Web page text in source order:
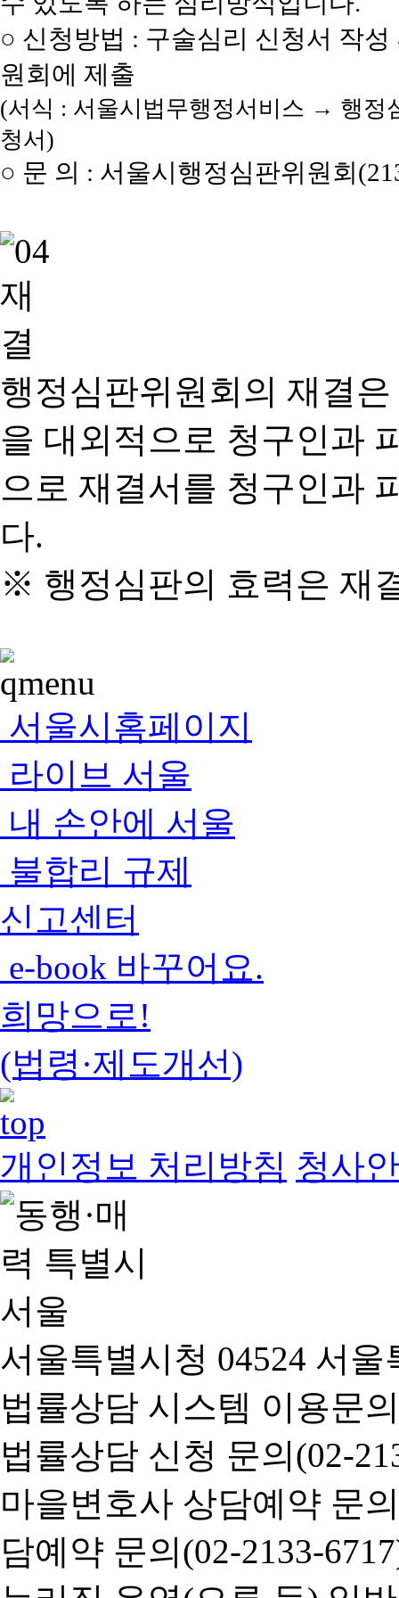
○ 신청방법 : 구술심리 신청서 작
원회에 제출
(서식 : 서울시법무행정서비스 → 행
청서)
○ 문 의 : 서울시행정심판위원회
행정심판위원회의 재결
을 대외적으로 청구인과
으로 재결서를 청구인과
다.
※ 행정심판의 효력은 재
서울시홈페이지
라이브 서울
내 손안에 서울
불합리 규제
신고센터
e-book 바꾸어요.
희망으로!
(법령·제도개선)
개인정보 처리방침 청사
서울특별시청 04524 서
법률상담 시스템 이용문
법률상담 신청 문의(02-
마을변호사 상담예약 문
담예약 문의(02-2133-